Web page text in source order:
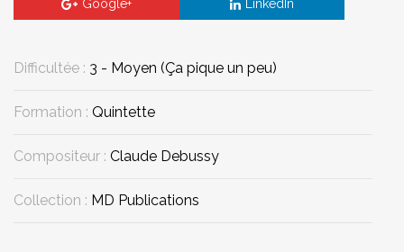
Google+ LinkedIn
Difficultée : 3 - Moyen (Ça pique un peu)
Formation : Quintette
Compositeur : Claude Debussy
Collection : MD Publications